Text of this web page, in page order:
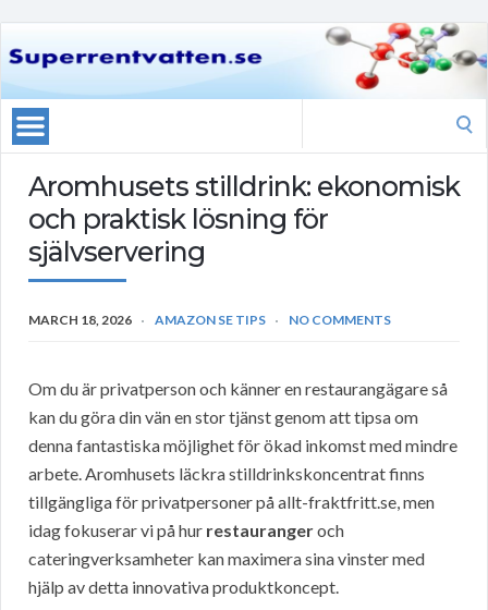
Aromhusets stilldrink: ekonomisk
och praktisk lösning för
självservering
MARCH 18, 2026 AMAZON SE TIPS NO COMMENTS
Om du är privatperson och känner en restaurangägare så
kan du göra din vän en stor tjänst genom att tipsa om
denna fantastiska möjlighet för ökad inkomst med mindre
arbete. Aromhusets läckra stilldrinkskoncentrat finns
tillgängliga för privatpersoner på allt-fraktfritt.se, men
idag fokuserar vi på hur restaurangeroch
cateringverksamheter kan maximera sina vinster med
hjälp av detta innovativa produktkoncept.